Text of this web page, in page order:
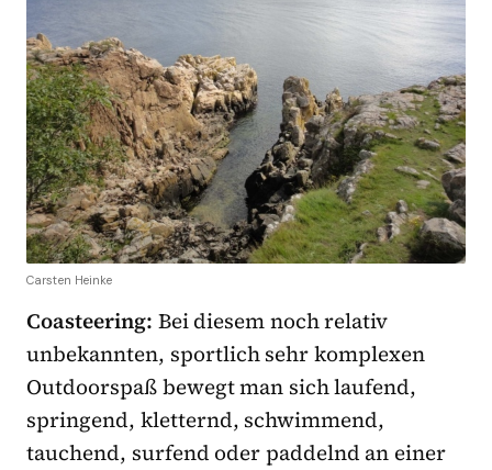
Carsten Heinke
Coasteering: Bei diesem noch relativ
unbekannten, sportlich sehr komplexen
Outdoorspaß bewegt man sich laufend,
springend, kletternd, schwimmend,
tauchend, surfend oder paddelnd an einer